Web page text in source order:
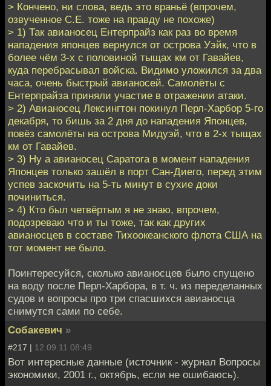
> Кончено, ни слова, ведь это враньё (впрочем,
озвученное С.Е. тоже на правду не похоже)
> 1) Так авианосец Ентерпрайз как раз во время
нападения японцев вернулся от острова Уэйк, что в
более чём 3-х с половиной тыщах км от Гавайев,
куда перебрасывал войска. Видимо уложился за два
часа, очень быстрый авианосей. Самолёты с
Ентерпрайза приняли участие в отражении атаки.
> 2) Авианосец Лексингтон покинул Перл-Харбор 5-го
декабря, то бишь за 2 дня до нападения Японцев,
повёз самолёты на острова Мидуэй, что в 2-х тыщах
км от Гавайев.
> 3) Ну а авианосец Саратога в момент нападения
Японцев только зашёл в порт Сан-Диего, перед этим
успев заскочить на 5-ть минут в сухие доки
починиться.
> 4) Кто был четвёртым я не знаю, впрочем,
подозреваю что и ты тоже, так как других
авианосцев в составе Тихоокеанского флота США на
тот момент не было.
Поинтересуйся, сколько авианосцев было спущено
на воду после Перл-Харбора, в т. ч. из переделанных
судов и вопросы про три спасшихся авианосца
снимутся сами по себе.
Собакевич »
#217 | 12.09.11 08:49
Вот интересные данные (источник - журнал Вопросы
экономики, 2001 г., октябрь, если не ошибаюсь).